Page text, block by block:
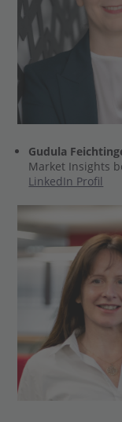
Gudula
Market Insights
LinkedIn Profil